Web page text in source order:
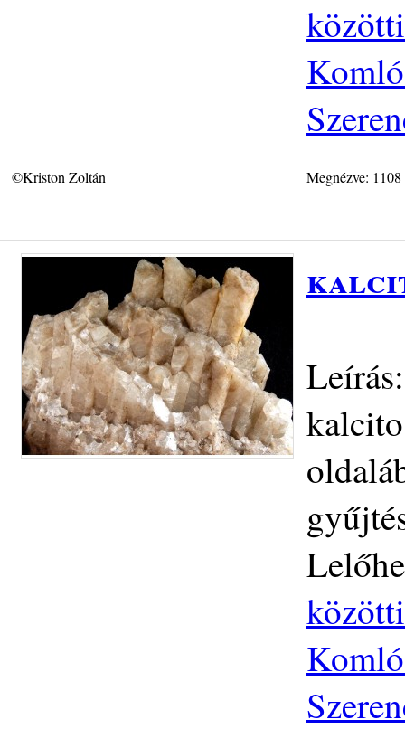
©Kriston Zoltán Megnézve: